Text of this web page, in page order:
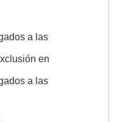
a las
en
a las